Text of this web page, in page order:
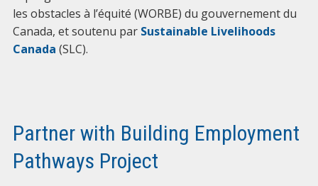
les obstacles à l’équité (WORBE) du gouvernement du
Canada, et soutenu parSustainable Livelihoods
Canada (SLC).
Partner with Building Employment
Pathways Project